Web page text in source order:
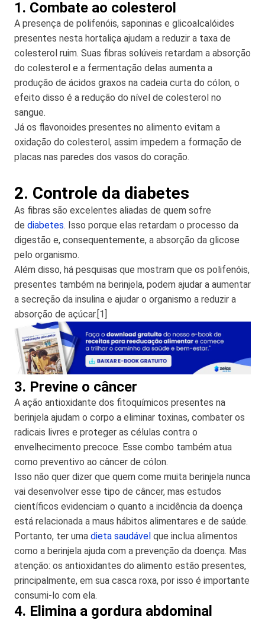
1. Combate ao colesterol
A presença de polifenóis, saponinas e glicoalcalóides
presentes nesta hortaliça ajudam a reduzir a taxa de
colesterol ruim. Suas fibras solúveis retardam a absorção
do colesterol e a fermentação delas aumenta a
produção de ácidos graxos na cadeia curta do cólon, o
efeito disso é a redução do nível de colesterol no
sangue.
Já os flavonoides presentes no alimento evitam a
oxidação do colesterol, assim impedem a formação de
placas nas paredes dos vasos do coração.
2. Controle da diabetes
As fibras são excelentes aliadas de quem sofre
de diabetes. Isso porque elas retardam o processo da
digestão e, consequentemente, a absorção da glicose
pelo organismo.
Além disso, há pesquisas que mostram que os polifenóis,
presentes também na berinjela, podem ajudar a aumentar
a secreção da insulina e ajudar o organismo a reduzir a
absorção de açúcar.[1]
3. Previne o câncer
A ação antioxidante dos fitoquímicos presentes na
berinjela ajudam o corpo a eliminar toxinas, combater os
radicais livres e proteger as células contra o
envelhecimento precoce. Esse combo também atua
como preventivo ao câncer de cólon.
Isso não quer dizer que quem come muita berinjela nunca
vai desenvolver esse tipo de câncer, mas estudos
científicos evidenciam o quanto a incidência da doença
está relacionada a maus hábitos alimentares e de saúde.
Portanto, ter uma dieta saudável que inclua alimentos
como a berinjela ajuda com a prevenção da doença. Mas
atenção: os antioxidantes do alimento estão presentes,
principalmente, em sua casca roxa, por isso é importante
consumi-lo com ela.
4. Elimina a gordura abdominal